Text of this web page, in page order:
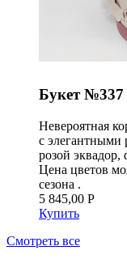
Букет №337
Невероятная
с элегантными
розой эквадор,
Цена цветов
сезона .
5 845,00 Р
Купить
Смотреть все